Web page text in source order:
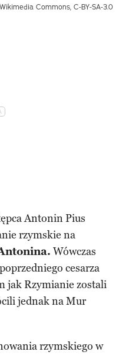
Commons, C-BY-SA-3.0
Antonin Pius
rzymskie na
Wówczas
cesarza
jak Rzymianie zostali
jednak na Mur
rzymskiego w